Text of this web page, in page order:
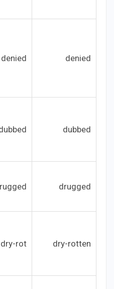
denied
denied
dubbed
drugged
dry-rotten
dry-rot